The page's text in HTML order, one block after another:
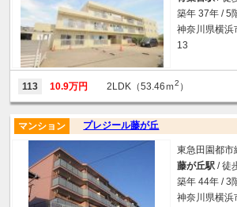
築年 37年 / 5
神奈川県横浜
13
113 10.9万円 2LDK（53.46ｍ2 ）
プレジール藤が丘
マンション
東急田園都市
藤が丘駅 / 徒
築年 44年 / 3
神奈川県横浜